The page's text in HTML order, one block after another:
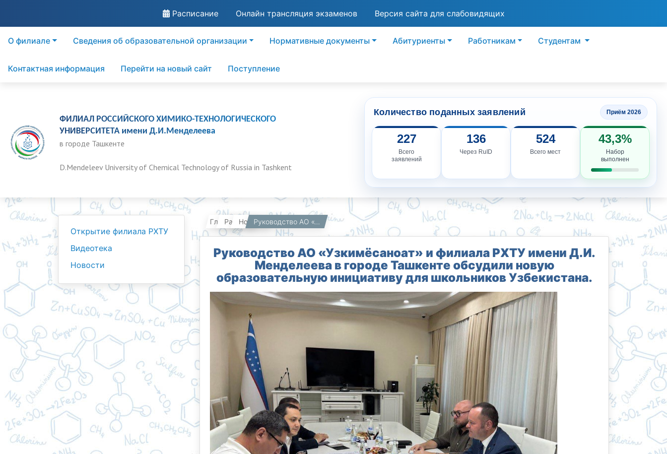
Расписание Онлайн трансляция экзаменов Версия сайта для слабовидящих
О филиале Сведения об образовательной организации Нормативные документы Абитуриенты Работникам Студентам
Контактная информация Перейти на новый сайт Поступление
ФИЛИАЛ РОССИЙСКОГО ХИМИКО-ТЕХНОЛОГИЧЕСКОГО
УНИВЕРСИТЕТА имени Д.И.Менделеева
в городе Ташкенте
D.Mendeleev University of Chemical Technology of Russia in Tashkent
Количество поданных заявлений Приём 2026
227
Всего
заявлений
136
Через RuID
524
Всего мест
43,3%
Набор
выполнен
Открытие филиала РХТУ
Видеотека
Новости
Главная Работникам Новости Руководство АО «Узкимёсаноат» и филиала РХТУ имени Д.И. Менделеева в городе Ташкенте обсудили новую образовательную инициативу для школьников Узбекистана.
Руководство АО «Узкимёсаноат» и филиала РХТУ имени Д.И.
Менделеева в городе Ташкенте обсудили новую
образовательную инициативу для школьников Узбекистана.